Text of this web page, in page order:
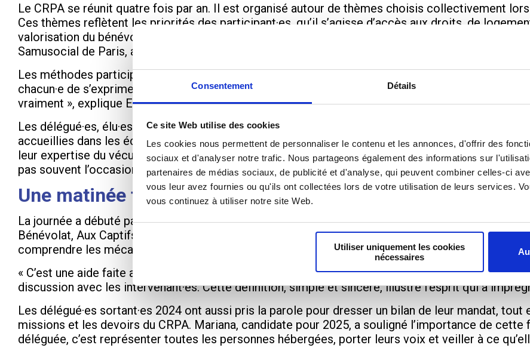
Consentement Détails
Ce site Web utilise des cookies
Les cookies nous permettent de personnaliser le contenu et les annonces, d'offrir des
sociaux et d'analyser notre trafic. Nous partageons également des informations sur
partenaires de médias sociaux, de publicité et d'analyse, qui peuvent combiner celles-ci
vous leur avez fournies ou qu'ils ont collectées lors de votre utilisation de leurs services.
vous continuez à utiliser notre site Web.
Utiliser uniquement les cookies
nécessaires
Le CRPA se réunit quatre fois par an. Il est organisé autour de thèmes choisis collectivement
Ces thèmes reflètent les priorités des participant·es, qu’il s’agisse d’accès aux droits, de
valorisation du bénévolat, comme c’était le cas lors de cette dernière session. Archibald
Samusocial de Paris, accompagnent les délégués dans l’organisation des plénières.
Les méthodes participatives employées – échanges libres, groupes de travail, restitutions
chacun·e de s’exprimer et de contribuer à des recommandations concrètes. « C’est un endroit
vraiment », explique Eloïse, participante et candidate pour 2025.
Les délégué·es, élu·es pour un mandat d’un an renouvelable, jouent un rôle clé. Ils·elles
accueillies dans les échanges avec les pouvoirs publics et les associations, défendant leurs
leur expertise du vécu. « Être déléguée, c’est plus qu’un rôle : c’est une mission, celle de porter la
pas souvent l’occasion de s’exprimer », souligne Mariana, candidate aux élections de 2025.
Une matinée tournée vers la découverte et les élections
La journée a débuté par un forum des associations, réunissant des acteurs engagés comme le
Bénévolat, Aux Captifs la Libération, l’Armée du Salut et Bénénova. L’occasion pour les
comprendre les mécanismes du bénévolat.
« C’est une aide faite avec le cœur, mais c’est aussi une façon de se sentir utile », partage un
discussion avec les intervenant·es. Cette définition, simple et sincère, illustre l’esprit qui a
Les délégué·es sortant·es 2024 ont aussi pris la parole pour dresser un bilan de leur mandat, tout
missions et les devoirs du CRPA. Mariana, candidate pour 2025, a souligné l’importance de
déléguée, c’est représenter toutes les personnes hébergées, porter leurs voix et veiller à ce